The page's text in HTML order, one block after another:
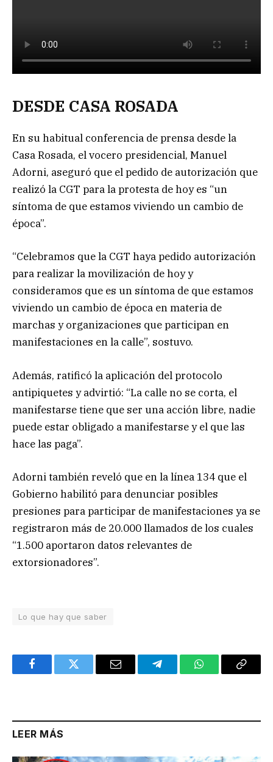
DESDE CASA ROSADA
En su habitual conferencia de prensa desde la
Casa Rosada, el vocero presidencial, Manuel
Adorni, aseguró que el pedido de autorización que
realizó la CGT para la protesta de hoy es “un
síntoma de que estamos viviendo un cambio de
época”.
“Celebramos que la CGT haya pedido autorización
para realizar la movilización de hoy y
consideramos que es un síntoma de que estamos
viviendo un cambio de época en materia de
marchas y organizaciones que participan en
manifestaciones en la calle”, sostuvo.
Además, ratificó la aplicación del protocolo
antipiquetes y advirtió: “La calle no se corta, el
manifestarse tiene que ser una acción libre, nadie
puede estar obligado a manifestarse y el que las
hace las paga”.
Adorni también reveló que en la línea 134 que el
Gobierno habilitó para denunciar posibles
presiones para participar de manifestaciones ya se
registraron más de 20.000 llamados de los cuales
“1.500 aportaron datos relevantes de
extorsionadores”.
Lo que hay que saber
FacebookTwitter Email TelegramWhatsAppCopy
LEER MÁS